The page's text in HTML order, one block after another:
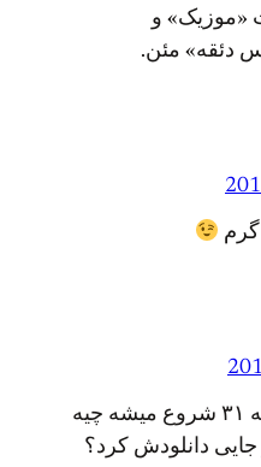
«موزیک» و
دئقه» مئن.
گرم
آقا آهنگی که دقیقه ۳۱ شروع میشه چیه
دانلودش کرد؟